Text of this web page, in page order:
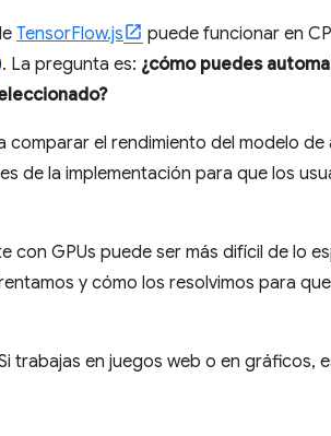
TensorFlow.js
puede funcionar en
La pregunta es: ¿cómo puedes
el rendimiento del modelo
de la implementación para que los
GPUs puede ser más difícil de lo
y cómo los resolvimos para
trabajas en juegos web o en gráficos,